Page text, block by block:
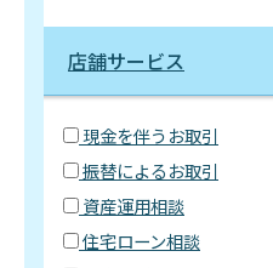
店舗サービス
現金を伴うお取引
振替によるお取引
資産運用相談
住宅ローン相談